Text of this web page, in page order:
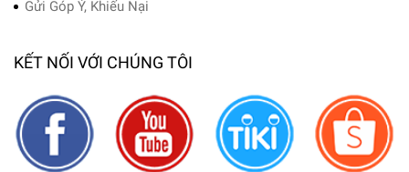
Gửi Góp Ý, Khiếu Nại
KẾT NỐI VỚI CHÚNG TÔI